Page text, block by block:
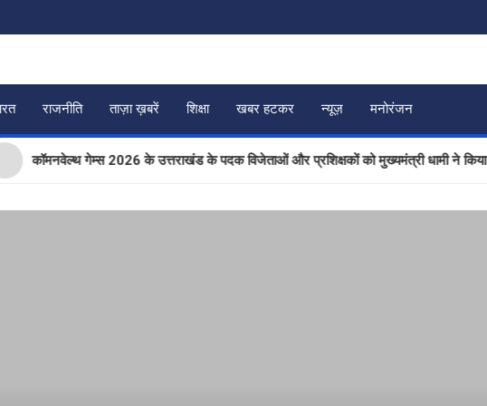
राजनीति ताज़ा ख़बरें शिक्षा खबर हटकर न्यूज़ मनोरंजन
गेम्स 2026 के उत्तराखंड के पदक विजेताओं और प्रशिक्षकों को मुख्यमंत्री धामी ने किया सम्मानित